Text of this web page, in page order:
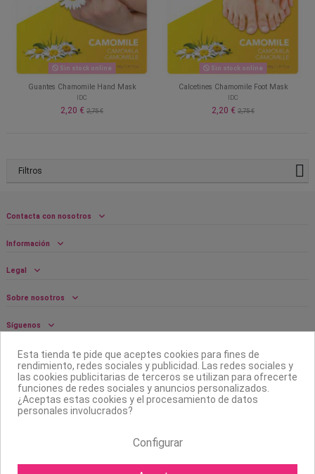
Sin stock online
Guantes Chamomile Hand Mask
IDC
2,20 € 2,75 €
Sin stock online
Calcetines Chamomile Foot Mask
IDC
2,20 € 2,75 €
Filtros
Contacta con nosotros
Información
Legal
Sobre nosotros
Síguenos
Boletín
Esta tienda te pide que aceptes cookies para fines de
rendimiento, redes sociales y publicidad. Las redes sociales y
las cookies publicitarias de terceros se utilizan para ofrecerte
funciones de redes sociales y anuncios personalizados.
¿Aceptas estas cookies y el procesamiento de datos
personales involucrados?
Configurar